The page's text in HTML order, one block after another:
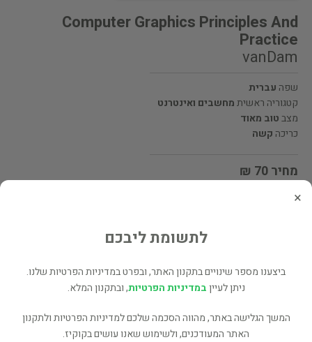
Computer Graphics Principles And
Practice
vanDam
שפה עברית
קטגוריה ראשיתמחשבים ואינטרנט
מצבטוב מאוד
כריכה קשה
מחיר 70 ₪
פרטי המוכר
×
לתשומת ליבכם
ביצענו מספר שינויים בתקנון האתר, ובפרט במדיניות הפרטיות שלנו.
ניתן לעייןבמדיניות הפרטיות, ובתקנון המלא.
המשך הגלישה באתר, מהווה הסכמה שלכם למדיניות הפרטיות ולתקנון
האתר המעודכנים, ולשימוש שאנו עושים בקוקיז.